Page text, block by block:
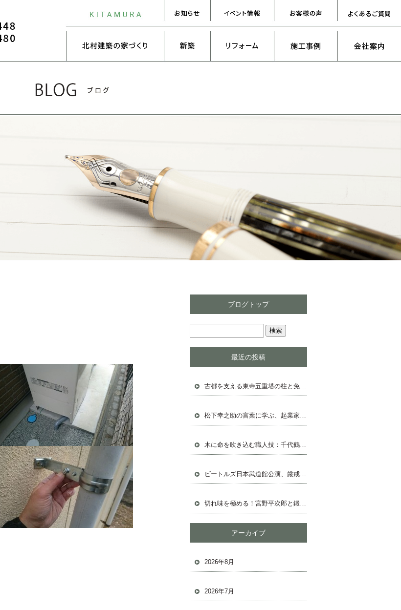
ブログトップ
最近の投稿
古都を支える東寺五重塔の柱と免震構造の秘密
松下幸之助の言葉に学ぶ、起業家として成功する人生戦略
木に命を吹き込む職人技：千代鶴の鉋と共に
ビートルズ日本武道館公演、厳戒態勢の中の熱狂
切れ味を極める！宮野平次郎と鍛冶屋の鋸物語
アーカイブ
2026年8月
2026年7月